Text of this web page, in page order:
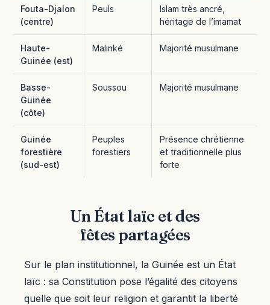
Fouta-Djalon
(centre)
Peuls
Islam très ancré,
héritage de l’imamat
Haute-
Guinée (est)
Malinké Majorité musulmane
Basse-
Guinée
(côte)
Soussou Majorité musulmane
Guinée
forestière
(sud-est)
Peuples
forestiers
Présence chrétienne
et traditionnelle plus
forte
Un État laïc et des
fêtes partagées
Sur le plan institutionnel, la Guinée est un État
laïc : sa Constitution pose l’égalité des citoyens
quelle que soit leur religion et garantit la liberté